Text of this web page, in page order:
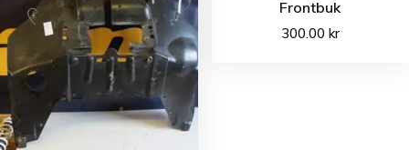
Frontbuk
300.00 kr